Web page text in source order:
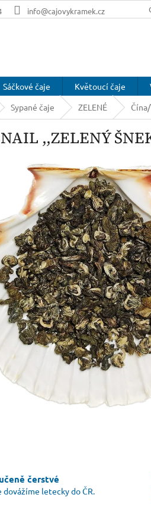
info@cajovykramek.cz
Sáčkové čaje Květoucí čaje
Sypané čaje ZELENÉ
,,ZELENÝ
čerstvé
dovážíme letecky do ČR.